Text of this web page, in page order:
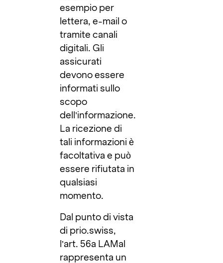
esempio per
lettera, e-mail o
tramite canali
digitali. Gli
assicurati
devono essere
informati sullo
scopo
dell’informazione.
La ricezione di
tali informazioni è
facoltativa e può
essere rifiutata in
qualsiasi
momento.
Dal punto di vista
di prio.swiss,
l’art. 56a LAMal
rappresenta un